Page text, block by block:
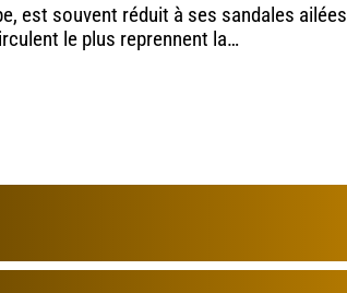
est souvent réduit à ses sandales ailées
le plus reprennent la…